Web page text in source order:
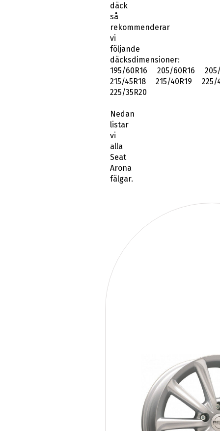
däck
så
rekommenderar
vi
följande
däcksdimensioner:
195/60R16 205/60R16 205/
215/45R18 215/40R19 225/
225/35R20
Nedan
listar
vi
alla
Seat
Arona
fälgar.